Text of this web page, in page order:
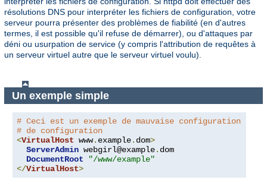
résolutions DNS pour interpréter les fichiers de configuration, votre
serveur pourra présenter des problèmes de fiabilité (en d'autres
termes, il est possible qu'il refuse de démarrer), ou d'attaques par
déni ou usurpation de service (y compris l'attribution de requêtes à
un serveur virtuel autre que le serveur virtuel voulu).
Un exemple simple
# Ceci est un exemple de mauvaise configuration ;
# de configuration
<VirtualHost www. example. dom>
ServerAdmin webgirl@example. dom
DocumentRoot
"/www/example"
</VirtualHost>